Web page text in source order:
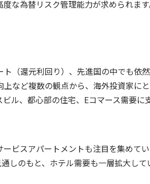
な為替リスク管理能力が求められます
（還元利回り）、先進国の中でも依
など複数の観点から、海外投資家に
ル、都心部の住宅、Eコマース需要に
ビスアパートメントも注目を集めて
しのもと、ホテル需要も一層拡大して